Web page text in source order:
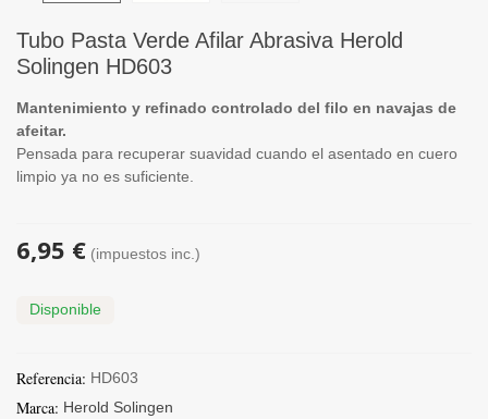
Tubo Pasta Verde Afilar Abrasiva Herold
Solingen HD603
Mantenimiento y refinado controlado del filo en navajas de
afeitar.
Pensada para recuperar suavidad cuando el asentado en cuero
limpio ya no es suficiente.
6,95 € (impuestos inc.)
Disponible
Referencia: HD603
Marca: Herold Solingen